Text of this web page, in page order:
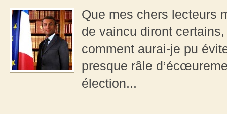
Que mes chers lecteurs
de vaincu diront
comment aurai-je pu
presque râle
élection...